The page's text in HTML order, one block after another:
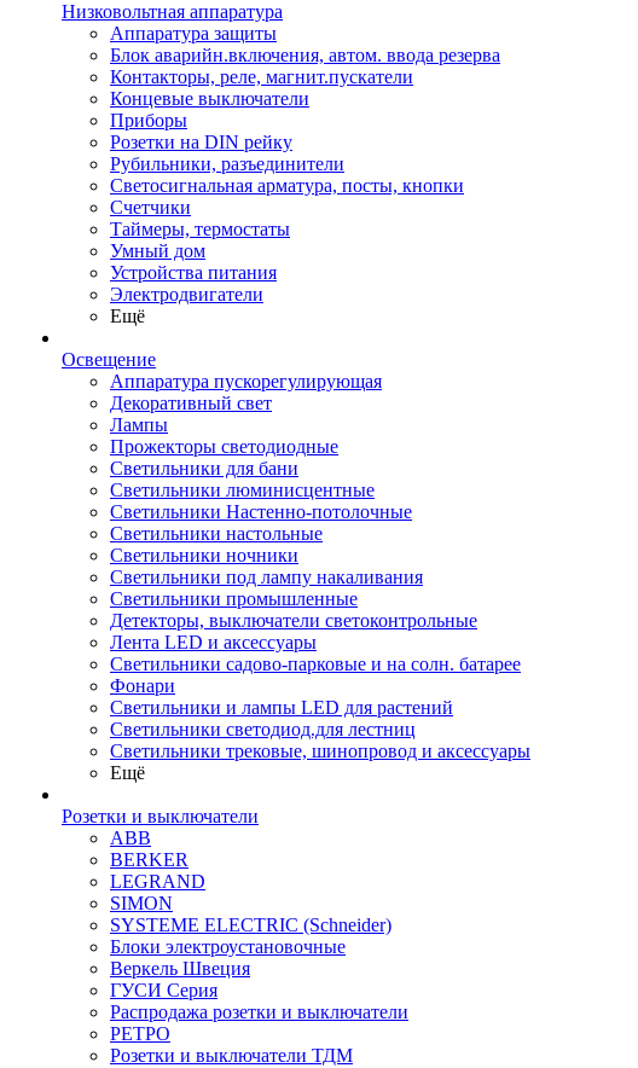
Низковольтная аппаратура
Аппаратура защиты
Блок аварийн.включения, автом. ввода резерва
Контакторы, реле, магнит.пускатели
Концевые выключатели
Приборы
Розетки на DIN рейку
Рубильники, разъединители
Светосигнальная арматура, посты, кнопки
Счетчики
Таймеры, термостаты
Умный дом
Устройства питания
Электродвигатели
Ещё
Освещение
Аппаратура пускорегулирующая
Декоративный свет
Лампы
Прожекторы светодиодные
Светильники для бани
Светильники люминисцентные
Светильники Настенно-потолочные
Светильники настольные
Светильники ночники
Светильники под лампу накаливания
Светильники промышленные
Детекторы, выключатели светоконтрольные
Лента LED и аксессуары
Светильники садово-парковые и на солн. батарее
Фонари
Светильники и лампы LED для растений
Светильники светодиод.для лестниц
Светильники трековые, шинопровод и аксессуары
Ещё
Розетки и выключатели
ABB
BERKER
LEGRAND
SIMON
SYSTEME ELECTRIC (Schneider)
Блоки электроустановочные
Веркель Швеция
ГУСИ Серия
Распродажа розетки и выключатели
РЕТРО
Розетки и выключатели ТДМ